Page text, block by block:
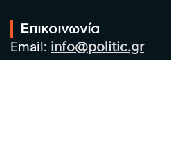
Επικοινωνία
Email: info@politic.gr
Τηλ: